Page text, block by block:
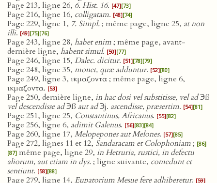
Page 213, ligne 26, 6. Hist. 16. [47][73]
Page 216, ligne 16, colligatam. [48][74]
Page 229, ligne 1, 7. Simpl. ; même page, ligne 25, at non
illi. [49][75][76]
Page 243, ligne 28, habet enim; même page, avant-
dernière ligne, habent simul. [50][77]
Page 246, ligne 15, Dalec. dicitur. [51][78][79]
Page 248, ligne 35, monet, quæ adduntur. [52][80]
Page 249, ligne 3, ικμαζοντα ; même page, ligne 6,
ικμαζοντα. [53]
Page 250, dernière ligne, in hac dosi vel substitisse, vel ad℈ß
vel descendisse ad℈ß aut ad℈j. ascendisse, præsertim. [54][81]
Page 251, ligne 25, Constantinus, Africanus. [55][82]
Page 256, ligne 6, adimit Galenus. [56][83][84]
Page 260, ligne 17, Melopepones aut Melones. [57][85]
Page 272, lignes 11 et 12, Sandaracam et Colophoniam; [86]
[87] même page, ligne 29, in Hetruria, rustici, in defectu
aliorum, aut etiam in dys. ; ligne suivante, comedunt et
sentiunt. [58][88]
Page 279, ligne 14, Eupatorium Mesue fere adhiberetur. [59]